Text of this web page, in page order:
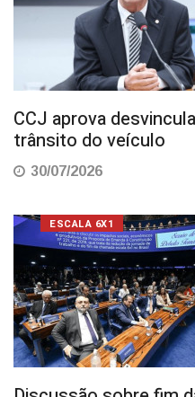
CCJ aprova
trânsito do veículo
30/07/2026
ESCALA 6X1